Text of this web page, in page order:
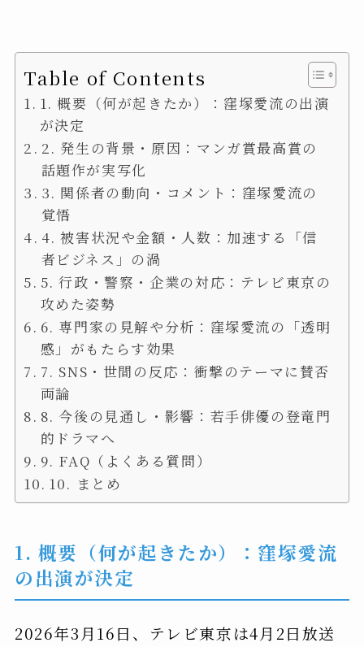
Table of Contents
1. 概要（何が起きたか）：窪塚愛流の出演
が決定
2. 発生の背景・原因：マンガ賞最高賞の
話題作が実写化
3. 関係者の動向・コメント：窪塚愛流の
覚悟
4. 被害状況や金額・人数：加速する「信
者ビジネス」の渦
5. 行政・警察・企業の対応：テレビ東京の
攻めた姿勢
6. 専門家の見解や分析：窪塚愛流の「透明
感」がもたらす効果
7. SNS・世間の反応：衝撃のテーマに賛否
両論
8. 今後の見通し・影響：若手俳優の登竜門
的ドラマへ
9. FAQ（よくある質問）
10. まとめ
1. 概要（何が起きたか）：窪塚愛流
の出演が決定
2026年3月16日、テレビ東京は4月2日放送